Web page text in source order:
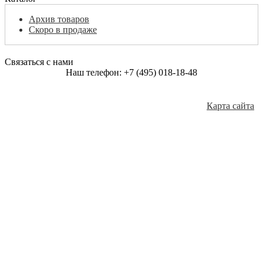
Архив товаров
Скоро в продаже
Связаться с нами
Наш телефон: +7 (495) 018-18-48
Карта сайта